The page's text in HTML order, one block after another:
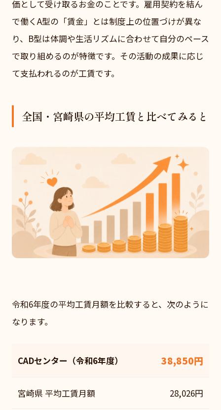
価として受け取るお金のことです。雇用契約を結ん
で働くA型の「賃金」とは制度上の位置づけが異な
り、B型は体調や生活リズムに合わせて自分のペース
で取り組めるのが特徴です。その活動の成果に応じ
て支払われるのが工賃です。
全国・宮崎県の平均工賃と比べてみると
令和6年度の平均工賃月額を比較すると、次のように
なります。
CADセンター（令和6年度） 38,850円
宮崎県 平均工賃月額 28,026円